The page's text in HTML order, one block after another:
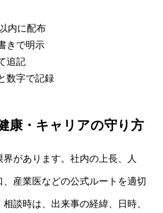
内に配布
きで明示
追記
数字で記録
康・キャリアの守り方
があります。社内の上長、人
産業医などの公式ルートを適切
談時は、出来事の経緯、日時、